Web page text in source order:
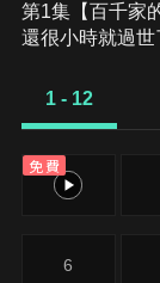
第1集【百千家
還很小時就過
伊勢等住客，
1 - 12
免費
1
6